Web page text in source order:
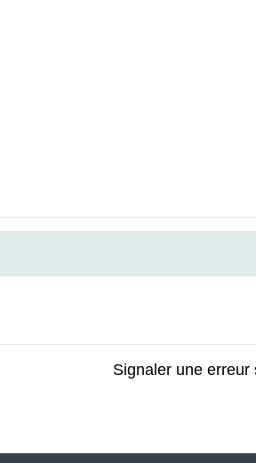
Signaler une erreur